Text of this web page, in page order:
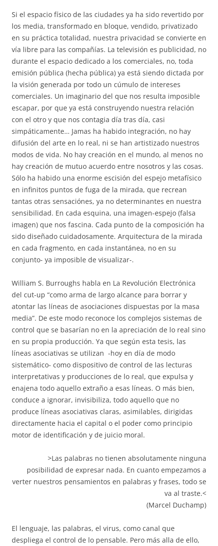
Si el espacio físico de las ciudades ya ha sido revertido por
los media, transformado en bloque, vendido, privatizado
en su práctica totalidad, nuestra privacidad se convierte en
vía libre para las compañías. La televisión es publicidad, no
durante el espacio dedicado a los comerciales, no, toda
emisión pública (hecha pública) ya está siendo dictada por
la visión generada por todo un cúmulo de intereses
comerciales. Un imaginario del que nos resulta imposible
escapar, por que ya está construyendo nuestra relación
con el otro y que nos contagia día tras día, casi
simpáticamente… Jamas ha habido integración, no hay
difusión del arte en lo real, ni se han artistizado nuestros
modos de vida. No hay creación en el mundo, al menos no
hay creación de mutuo acuerdo entre nosotros y las cosas.
Sólo ha habido una enorme escisión del espejo metafísico
en infinitos puntos de fuga de la mirada, que recrean
tantas otras sensaciónes, ya no determinantes en nuestra
sensibilidad. En cada esquina, una imagen-espejo (falsa
imagen) que nos fascina. Cada punto de la composición ha
sido diseñado cuidadosamente. Arquitectura de la mirada
en cada fragmento, en cada instantánea, no en su
conjunto- ya imposible de visualizar-.
William S. Burroughs habla en La Revolución Electrónica
del cut-up “como arma de largo alcance para borrar y
atontar las líneas de asociaciones dispuestas por la masa
media”. De este modo reconoce los complejos sistemas de
control que se basarían no en la apreciación de lo real sino
en su propia producción. Ya que según esta tesis, las
líneas asociativas se utilizan -hoy en día de modo
sistemático- como dispositivo de control de las lecturas
interpretativas y producciones de lo real, que expulsa y
enajena todo aquello extraño a esas líneas. O más bien,
conduce a ignorar, invisibiliza, todo aquello que no
produce líneas asociativas claras, asimilables, dirigidas
directamente hacia el capital o el poder como principio
motor de identificación y de juicio moral.
>Las palabras no tienen absolutamente ninguna
posibilidad de expresar nada. En cuanto empezamos a
verter nuestros pensamientos en palabras y frases, todo se
va al traste.<
(Marcel Duchamp)
El lenguaje, las palabras, el virus, como canal que
despliega el control de lo pensable. Pero más alla de ello,